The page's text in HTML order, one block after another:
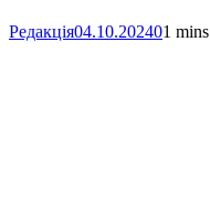
Редакція04.10.202401 mins